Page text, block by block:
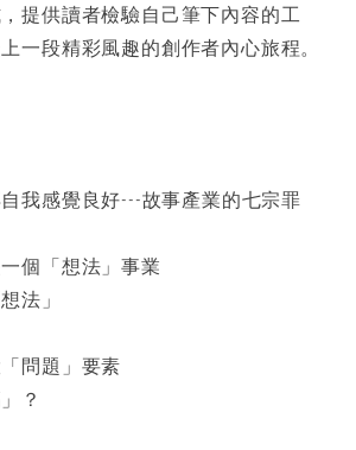
提供讀者檢驗自己筆下內容的工
一段精彩風趣的創作者內心旅程。
自我感覺良好---故事產業的七宗罪
個「想法」事業
法」
問題」要素
？